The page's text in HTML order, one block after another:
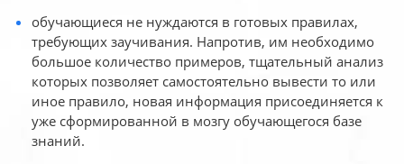
обучающиеся не нуждаются в готовых правилах,
требующих заучивания. Напротив, им необходимо
большое количество примеров, тщательный анализ
которых позволяет самостоятельно вывести то или
иное правило, новая информация присоединяется к
уже сформированной в мозгу обучающегося базе
знаний.